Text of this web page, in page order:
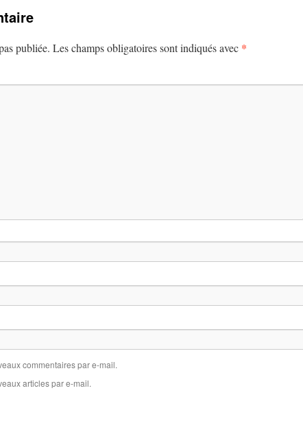
publiée. Les champs obligatoires sont indiqués avec *
commentaires par e-mail.
articles par e-mail.